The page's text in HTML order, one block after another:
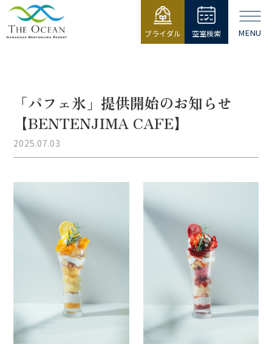
MENU
空室検索
ブライダル
リゾート THE
「パフェ氷」提供開始のお知らせ
【BENTENJIMA CAFE】
2025.07.03